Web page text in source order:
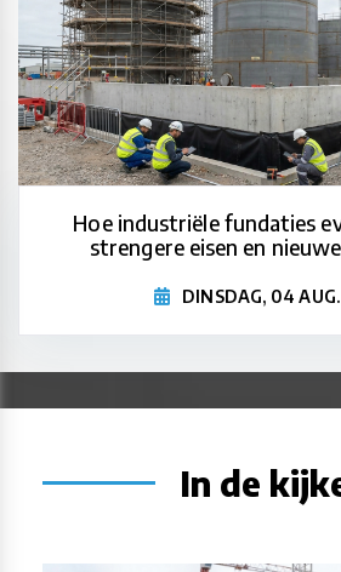
Hoe industriële fundaties
strengere eisen en
DINSDAG, 04
In de